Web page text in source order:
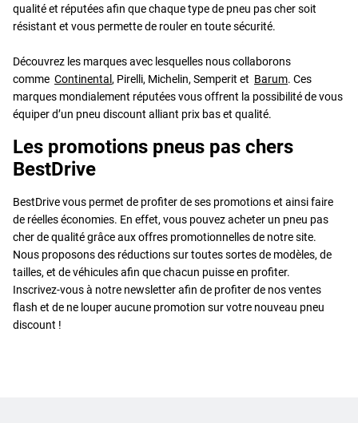
qualité et réputées afin que chaque type de pneu pas cher soit
résistant et vous permette de rouler en toute sécurité.
Découvrez les marques avec lesquelles nous collaborons
comme Continental , Pirelli, Michelin, Semperit et Barum. Ces
marques mondialement réputées vous offrent la possibilité de vous
équiper d’un pneu discount alliant prix bas et qualité.
Les promotions pneus pas chers
BestDrive
BestDrive vous permet de profiter de ses promotions et ainsi faire
de réelles économies. En effet, vous pouvez acheter un pneu pas
cher de qualité grâce aux offres promotionnelles de notre site.
Nous proposons des réductions sur toutes sortes de modèles, de
tailles, et de véhicules afin que chacun puisse en profiter.
Inscrivez-vous à notre newsletter afin de profiter de nos ventes
flash et de ne louper aucune promotion sur votre nouveau pneu
discount !